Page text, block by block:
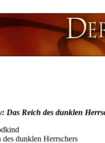
Das Reich des dunklen
des dunklen Herrschers